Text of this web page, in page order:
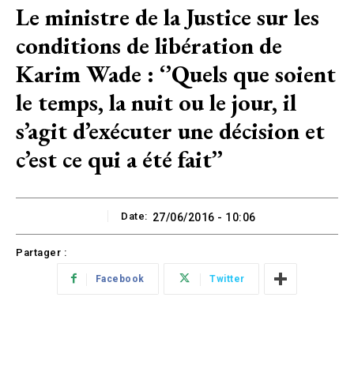
Le ministre de la Justice sur les
conditions de libération de
Karim Wade : ‘’Quels que soient
le temps, la nuit ou le jour, il
s’agit d’exécuter une décision et
c’est ce qui a été fait’’
Date: 27/06/2016 - 10:06
Partager :
Facebook Twitter